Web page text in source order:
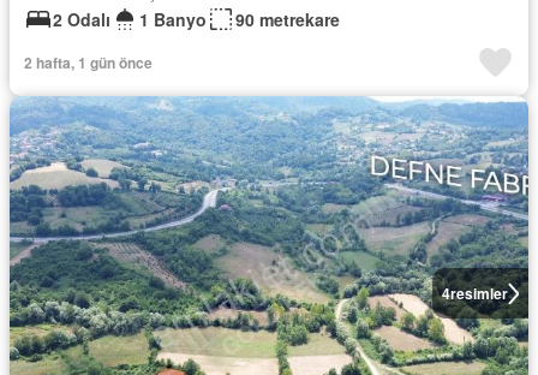
2 Odalı
1 Banyo 90 metrekare
2 hafta, 1 gün önce
4resimler